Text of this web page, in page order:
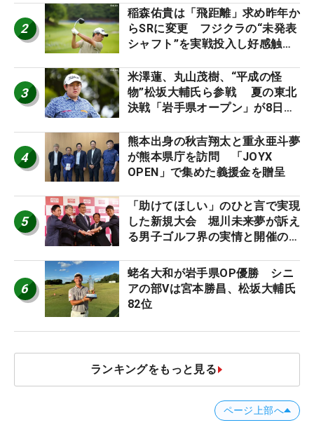
2
稲森佑貴は「飛距離」求め昨年か
らSRに変更 フジクラの“未発表
シャフト”を実戦投入し好感触
ーのヒトネタ！】
3
米澤蓮、丸山茂樹、“平成の怪
物”松坂大輔氏ら参戦 夏の東北
決戦「岩手県オープン」が8日開
4
熊本出身の秋吉翔太と重永亜斗夢
が熊本県庁を訪問 「JOYX
OPEN」で集めた義援金を贈呈
5
「助けてほしい」のひと言で実現
した新規大会 堀川未来夢が訴え
る男子ゴルフ界の実情と開催の舞
6
蛯名大和が岩手県OP優勝 シニ
アの部Vは宮本勝昌、松坂大輔氏
82位
ランキングをもっと見る
ページ上部へ